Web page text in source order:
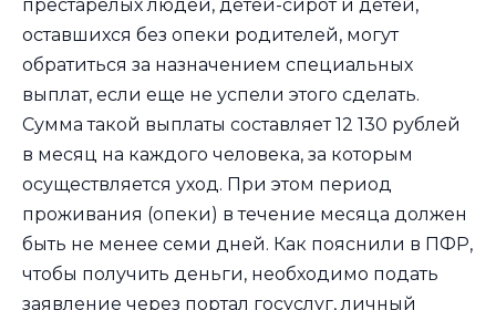
престарелых людей, детей-сирот и детей,
оставшихся без опеки родителей, могут
обратиться за назначением специальных
выплат, если еще не успели этого сделать.
Сумма такой выплаты составляет 12 130 рублей
в месяц на каждого человека, за которым
осуществляется уход. При этом период
проживания (опеки) в течение месяца должен
быть не менее семи дней. Как пояснили в ПФР,
чтобы получить деньги, необходимо подать
заявление через портал госуслуг, личный